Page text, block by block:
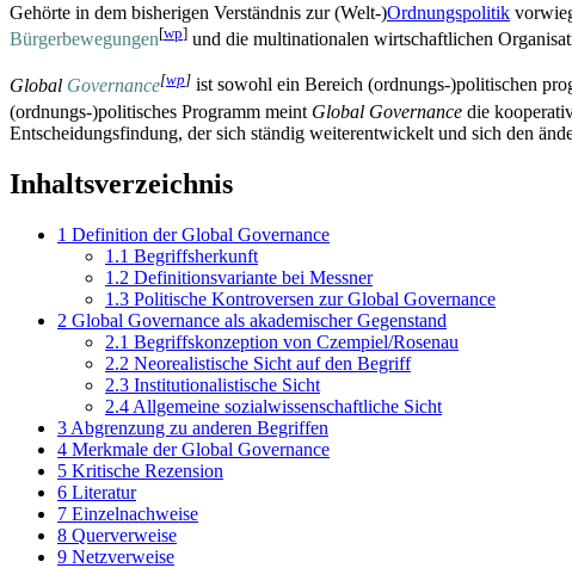
Gehörte in dem bisherigen Verständnis zur (Welt-)Ordnungspolitik
Bürgerbewegungen[wp] und die multinationalen wirtschaftlichen
Global Governance[wp] ist sowohl ein Bereich (ordnungs-)politischen
(ordnungs-)politisches Programm meint Global Governance die
Entscheidungs­findung, der sich ständig weiterentwickelt und sich den
Inhaltsverzeichnis
1 Definition der Global Governance
1.1 Begriffsherkunft
1.2 Definitionsvariante bei Messner
1.3 Politische Kontroversen zur Global Governance
2 Global Governance als akademischer Gegenstand
2.1 Begriffskonzeption von Czempiel/Rosenau
2.2 Neorealistische Sicht auf den Begriff
2.3 Institutionalistische Sicht
2.4 Allgemeine sozialwissenschaftliche Sicht
3 Abgrenzung zu anderen Begriffen
4 Merkmale der Global Governance
5 Kritische Rezension
6 Literatur
7 Einzelnachweise
8 Querverweise
9 Netzverweise